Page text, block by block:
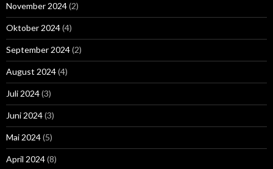
November 2024(2)
Oktober 2024(4)
September 2024(2)
August 2024(4)
Juli 2024(3)
Juni 2024(3)
Mai 2024(5)
April 2024(8)